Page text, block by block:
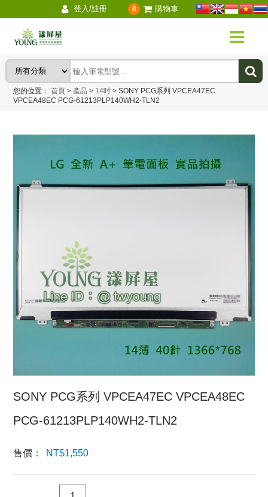
登入/註冊 0 購物車
您的位置：首頁 > 產品 > 14吋 > SONY PCG系列 VPCEA47EC
VPCEA48EC PCG-61213PLP140WH2-TLN2
SONY PCG系列 VPCEA47EC VPCEA48EC
PCG-61213PLP140WH2-TLN2
售價： NT$1,550